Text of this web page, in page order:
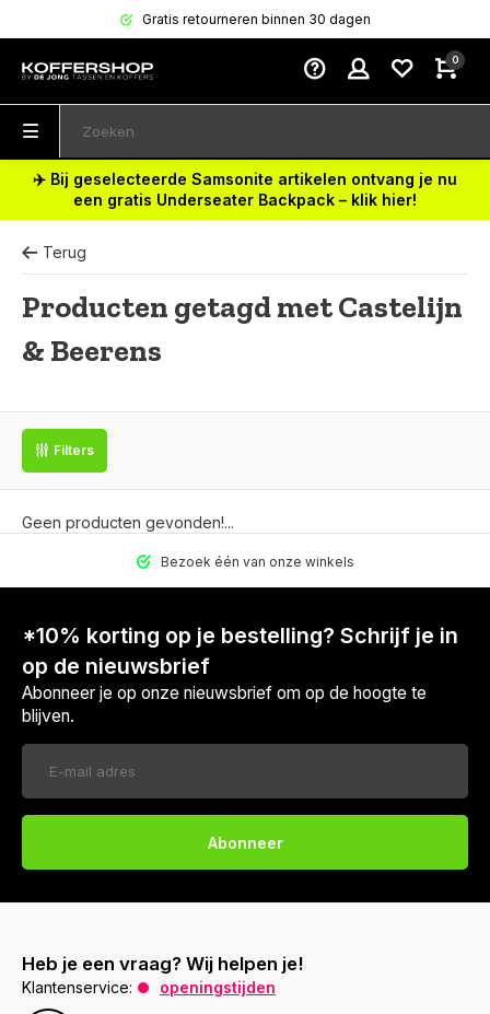
Gratis retourneren binnen 30 dagen
0
✈️ Bij geselecteerde Samsonite artikelen ontvang je nu
een gratis Underseater Backpack – klik hier!
Terug
Producten getagd met Castelijn
& Beerens
Filters
Geen producten gevonden!...
Bezoek één van onze winkels
*10% korting op je bestelling? Schrijf je in
op de nieuwsbrief
Abonneer je op onze nieuwsbrief om op de hoogte te
blijven.
Abonneer
Heb je een vraag? Wij helpen je!
Klantenservice:
openingstijden